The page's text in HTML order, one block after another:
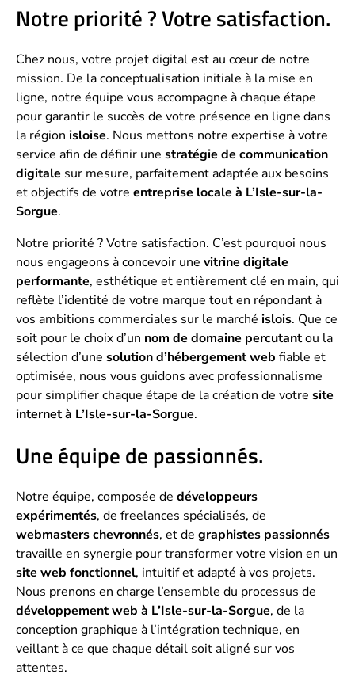
Notre priorité ? Votre satisfaction.
Chez nous, votre projet digital est au cœur de notre
mission. De la conceptualisation initiale à la mise en
ligne, notre équipe vous accompagne à chaque étape
pour garantir le succès de votre présence en ligne dans
la région isloise. Nous mettons notre expertise à votre
service afin de définir une stratégie de communication
digitale sur mesure, parfaitement adaptée aux besoins
et objectifs de votre entreprise locale à L’Isle-sur-la-
Sorgue.
Notre priorité ? Votre satisfaction. C’est pourquoi nous
nous engageons à concevoir une vitrine digitale
performante, esthétique et entièrement clé en main, qui
reflète l’identité de votre marque tout en répondant à
vos ambitions commerciales sur le marché islois. Que ce
soit pour le choix d’un nom de domaine percutantou la
sélection d’une solution d’hébergement web fiable et
optimisée, nous vous guidons avec professionnalisme
pour simplifier chaque étape de la création de votre site
internet à L’Isle-sur-la-Sorgue.
Une équipe de passionnés.
Notre équipe, composée de développeurs
expérimentés, de freelances spécialisés, de
webmasters chevronnés, et de graphistes passionnés
travaille en synergie pour transformer votre vision en un
site web fonctionnel, intuitif et adapté à vos projets.
Nous prenons en charge l’ensemble du processus de
développement web à L’Isle-sur-la-Sorgue, de la
conception graphique à l’intégration technique, en
veillant à ce que chaque détail soit aligné sur vos
attentes.